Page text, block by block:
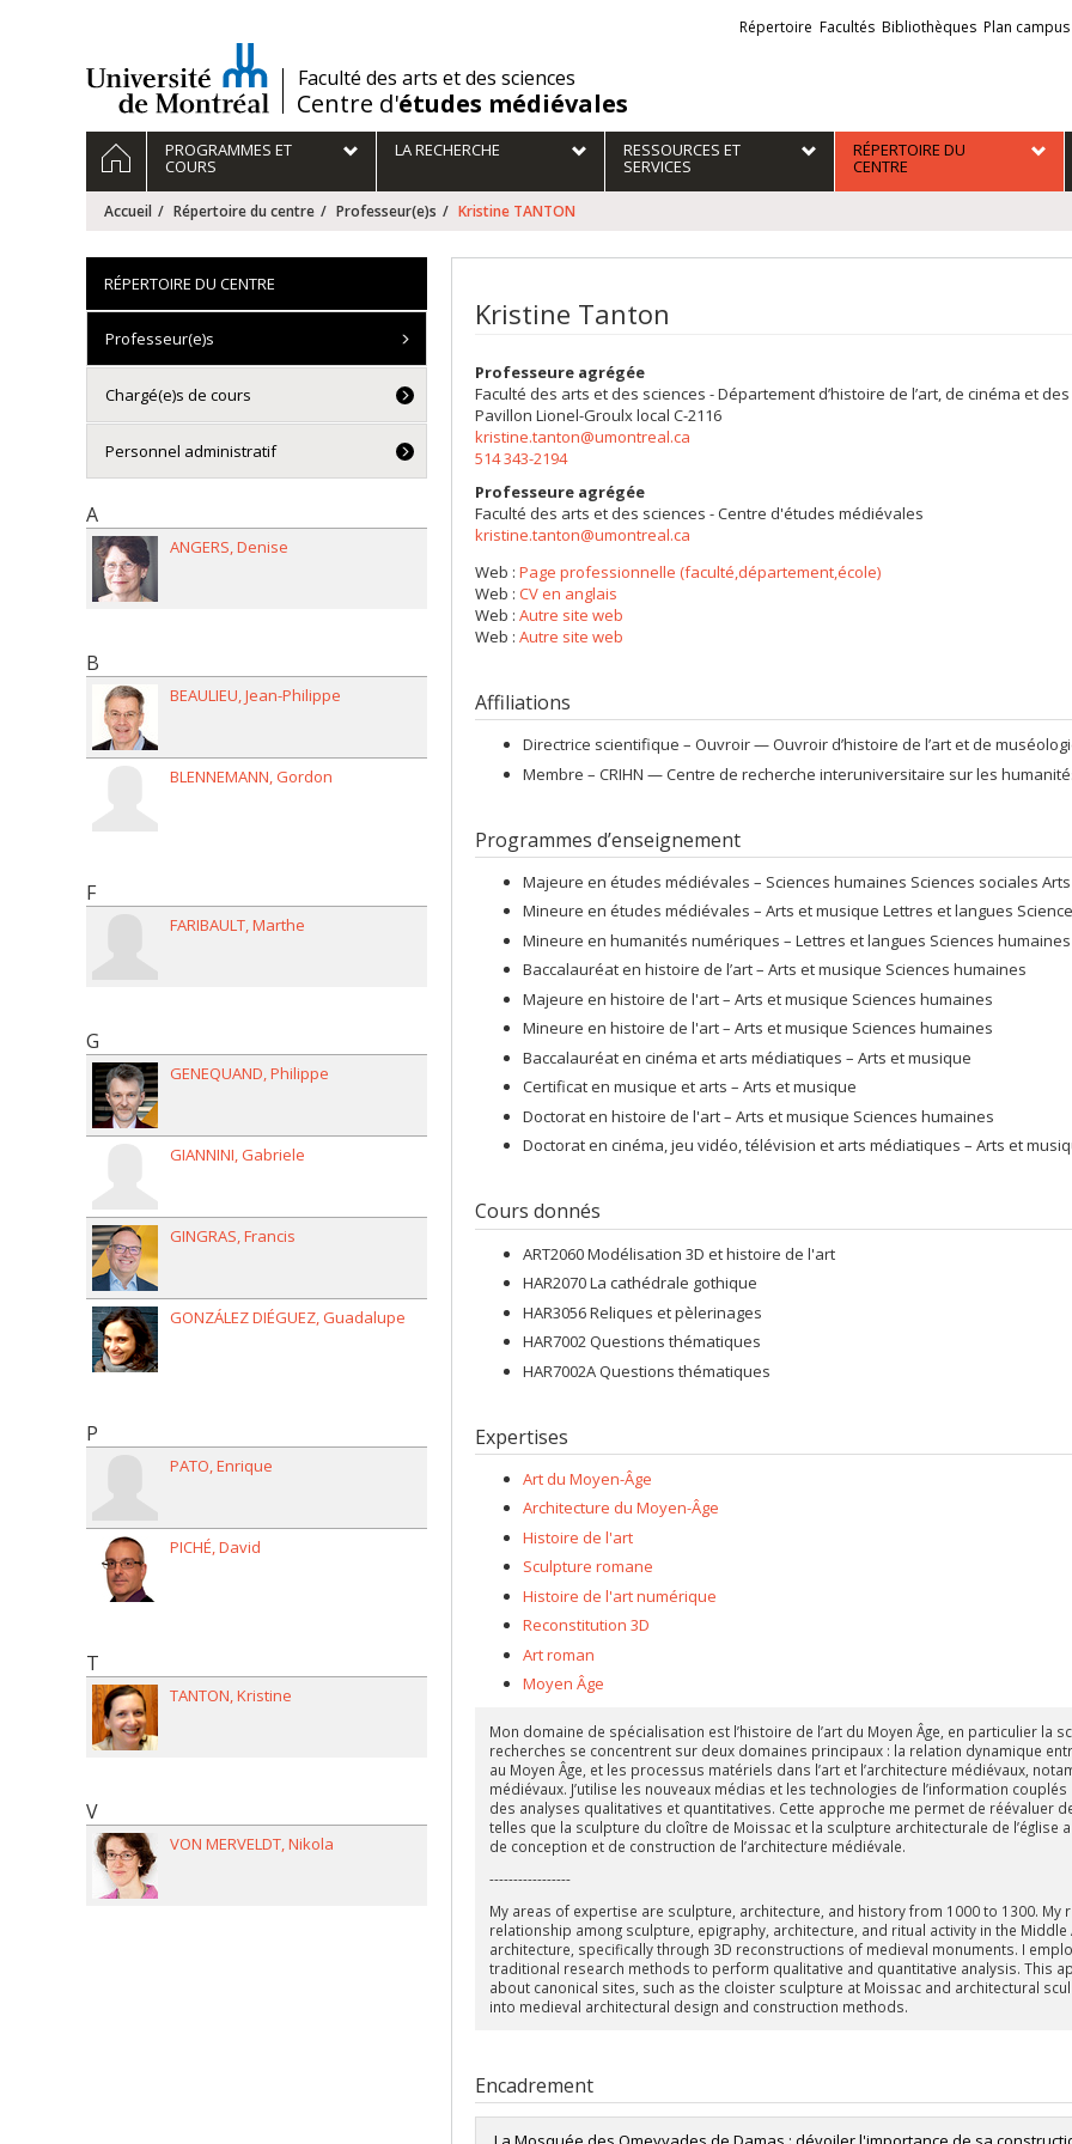
/Faculté des arts et des sciences
Centre d'études médiévales
Liens
externes
Répertoire Facultés Bibliothèques Plan campus
Navigation
principale
ACCUEILPROGRAMMES ET
COURS
LA RECHERCHE RESSOURCES ET
SERVICES
RÉPERTOIRE DU
CENTRE
Accueil Répertoire du centre Professeur(e)s Kristine TANTON
Kristine Tanton
Professeure agrégée
Faculté des arts et des sciences - Département d’histoire de l’art, de cinéma et
Pavillon Lionel-Groulxlocal C-2116
kristine.tanton@umontreal.ca
514 343-2194
Professeure agrégée
Faculté des arts et des sciences - Centre d'études médiévales
kristine.tanton@umontreal.ca
Web : Page professionnelle (faculté,département,école)
Web : CV en anglais
Web : Autre site web
Web : Autre site web
Affiliations
Directrice scientifique – Ouvroir — Ouvroir d’histoire de l’art et de
Membre – CRIHN — Centre de recherche interuniversitaire sur les
Programmes d’enseignement
Majeure en études médiévales – Sciences humaines Sciences sociales
Mineure en études médiévales – Arts et musique Lettres et langues
Mineure en humanités numériques – Lettres et langues Sciences
Baccalauréat en histoire de l’art – Arts et musique Sciences humaines
Majeure en histoire de l'art – Arts et musique Sciences humaines
Mineure en histoire de l'art – Arts et musique Sciences humaines
Baccalauréat en cinéma et arts médiatiques – Arts et musique
Certificat en musique et arts – Arts et musique
Doctorat en histoire de l'art – Arts et musique Sciences humaines
Doctorat en cinéma, jeu vidéo, télévision et arts médiatiques – Arts et
Cours donnés
ART2060 Modélisation 3D et histoire de l'art
HAR2070 La cathédrale gothique
HAR3056 Reliques et pèlerinages
HAR7002 Questions thématiques
HAR7002A Questions thématiques
Expertises
Art du Moyen-Âge
Architecture du Moyen-Âge
Histoire de l'art
Sculpture romane
Histoire de l'art numérique
Reconstitution 3D
Art roman
Moyen Âge
Mon domaine de spécialisation est l’histoire de l’art du Moyen Âge, en particulier la
recherches se concentrent sur deux domaines principaux : la relation dynamique
au Moyen Âge, et les processus matériels dans l’art et l’architecture médiévaux,
médiévaux. J’utilise les nouveaux médias et les technologies de l’information
des analyses qualitatives et quantitatives. Cette approche me permet de réévaluer
telles que la sculpture du cloître de Moissac et la sculpture architecturale de
de conception et de construction de l’architecture médiévale.
-----------------
My areas of expertise are sculpture, architecture, and history from 1000 to 1300.
relationship among sculpture, epigraphy, architecture, and ritual activity in the
architecture, specifically through 3D reconstructions of medieval monuments. I
traditional research methods to perform qualitative and quantitative analysis. This
about canonical sites, such as the cloister sculpture at Moissac and architectural
into medieval architectural design and construction methods.
Encadrement
RÉPERTOIRE DU CENTRE
Professeur(e)s
Chargé(e)s de cours
Personnel administratif
A
ANGERS Denise
B
BEAULIEU Jean-Philippe
BLENNEMANN Gordon
F
FARIBAULT Marthe
G
GENEQUAND Philippe
GIANNINI Gabriele
GINGRAS Francis
GONZÁLEZ DIÉGUEZ Guadalupe
P
PATO Enrique
PICHÉ David
T
TANTON Kristine
V
VON MERVELDT Nikola